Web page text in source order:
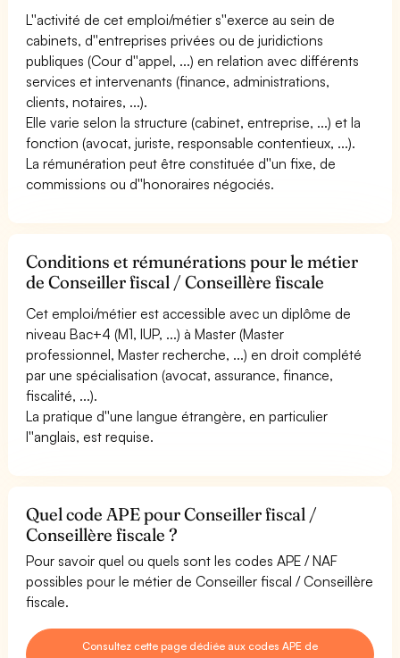
L''activité de cet emploi/métier s''exerce au sein de
cabinets, d''entreprises privées ou de juridictions
publiques (Cour d''appel, ...) en relation avec différents
services et intervenants (finance, administrations,
clients, notaires, ...).
Elle varie selon la structure (cabinet, entreprise, ...) et la
fonction (avocat, juriste, responsable contentieux, ...).
La rémunération peut être constituée d''un fixe, de
commissions ou d''honoraires négociés.
Conditions et rémunérations pour le métier
de Conseiller fiscal / Conseillère fiscale
Cet emploi/métier est accessible avec un diplôme de
niveau Bac+4 (M1, IUP, ...) à Master (Master
professionnel, Master recherche, ...) en droit complété
par une spécialisation (avocat, assurance, finance,
fiscalité, ...).
La pratique d''une langue étrangère, en particulier
l''anglais, est requise.
Quel code APE pour Conseiller fiscal /
Conseillère fiscale ?
Pour savoir quel ou quels sont les codes APE / NAF
possibles pour le métier de Conseiller fiscal / Conseillère
fiscale.
Consultez cette page dédiée aux codes APE de